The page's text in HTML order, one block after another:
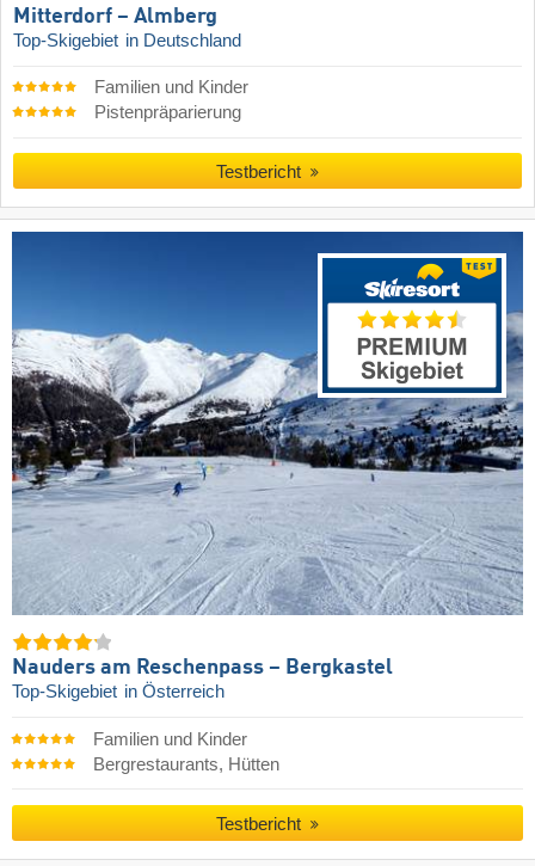
Mitterdorf – Almberg
Top-Skigebiet in Deutschland
Familien und Kinder
Pistenpräparierung
Testbericht
Nauders am Reschenpass – Bergkastel
Top-Skigebiet in Österreich
Familien und Kinder
Bergrestaurants, Hütten
Testbericht